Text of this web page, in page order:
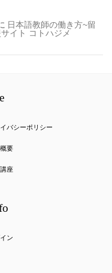
日本語教師の働き方~留
イト コトハジメ
バシーポリシー
要
座
ン